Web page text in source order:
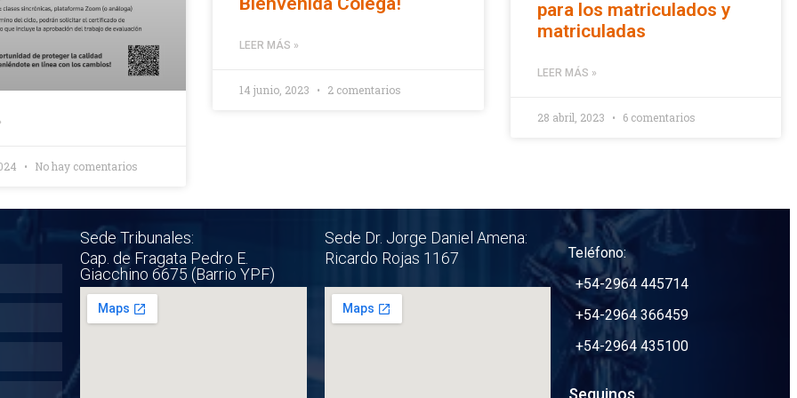
No hay comentarios
LEER MÁS »
14 junio, 2023 2 comentarios
para los matriculados y
matriculadas
LEER MÁS »
28 abril, 2023 6 comentarios
Sede Tribunales:
Cap. de Fragata Pedro E.
Giacchino 6675 (Barrio YPF)
Sede Dr. Jorge Daniel Amena:
Ricardo Rojas 1167
Teléfono:
+54-2964 445714
+54-2964 366459
+54-2964 435100
Seguinos